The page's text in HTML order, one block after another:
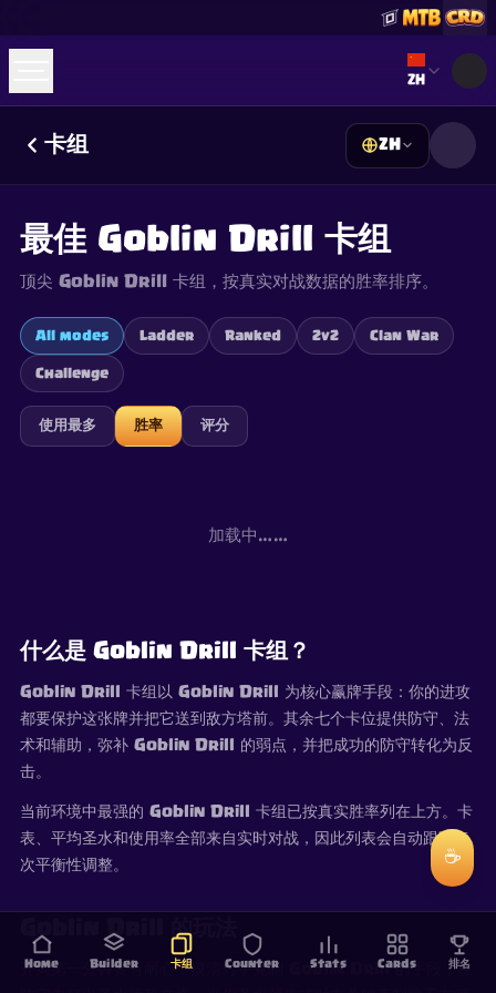
Select
ZH
卡组 ZH
最佳 Goblin Drill 卡组
顶尖 Goblin Drill 卡组，按真实对战数据的胜率排序。
All modes Ladder Ranked 2v2 Clan War
Challenge
使用最多 胜率 评分
加载中……
什么是 Goblin Drill 卡组？
Goblin Drill 卡组以 Goblin Drill 为核心赢牌手段：你的进攻
都要保护这张牌并把它送到敌方塔前。其余七个卡位提供防守、法
术和辅助，弥补 Goblin Drill 的弱点，并把成功的防守转化为反
击。
当前环境中最强的 Goblin Drill 卡组已按真实胜率列在上方。卡
表、平均圣水和使用率全部来自实时对战，因此列表会自动跟随每
次平衡性调整。
Goblin Drill 的玩法
开局第一分钟要有耐心：摸清对手克制 Goblin Drill 的手段，在
Home Builder 卡组 Counter Stats Cards 排名
加入 Discord
Guides
FAQAboutContactPrivacyTerms Cookie 偏好设置
This content is not affiliated with, endorsed, sponsored, or
responsible for it. For more information see Supercell's Fan
Content Policy
. See our Privacy Policy for additional details.
☕